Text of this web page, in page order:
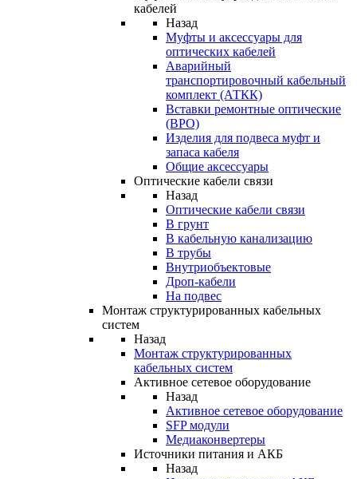
кабелей
Назад
Муфты и аксессуары для
оптических кабелей
Аварийный
транспортировочный кабельный
комплект (АТКК)
Вставки ремонтные оптические
(ВРО)
Изделия для подвеса муфт и
запаса кабеля
Общие аксессуары
Оптические кабели связи
Назад
Оптические кабели связи
В грунт
В кабельную канализацию
В трубы
Внутриобъектовые
Дроп-кабели
На подвес
Монтаж структурированных кабельных
систем
Назад
Монтаж структурированных
кабельных систем
Активное сетевое оборудование
Назад
Активное сетевое оборудование
SFP модули
Медиаконвертеры
Источники питания и АКБ
Назад